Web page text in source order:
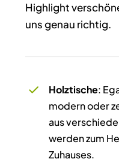
Highlight
uns genau richtig.
Holztische:
modern oder
aus
werden zum
Zuhauses.